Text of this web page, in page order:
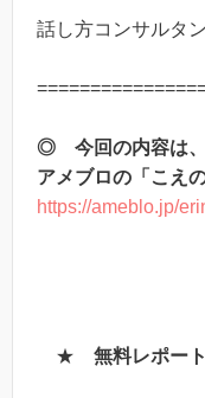
話し方コンサルタ
◎ 今回の内容は、
アメブロの「こえ
https://ameblo.jp/
★ 無料レポー